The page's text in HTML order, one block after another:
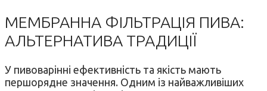
МЕМБРАННА ФІЛЬТРАЦІЯ ПИВА:
АЛЬТЕРНАТИВА ТРАДИЦІЇ
У пивоварінні ефективність та якість мають
першорядне значення. Одним із найважливіших